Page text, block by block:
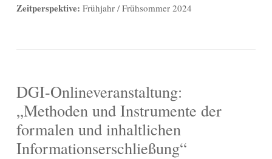
Zeitperspektive: Frühjahr / Frühsommer 2024
DGI-Onlineveranstaltung:
„Methoden und Instrumente der
formalen und inhaltlichen
Informationserschließung“